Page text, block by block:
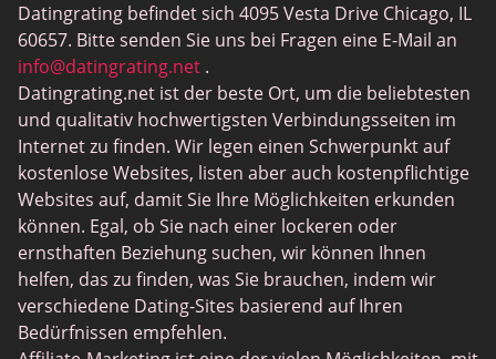
MeetMindful
BDSM Dating
BBPeopleMeet
Sugar Daddy Sites
JPeopleMeet
Trans Dating
Senior Dating Sites
MyLOL
Gay Dating
Datingrating befindet sich 4095 Vesta Drive Chicago, IL
60657. Bitte senden Sie uns bei Fragen eine E-Mail an
info@datingrating.net .
Datingrating.net ist der beste Ort, um die beliebtesten
und qualitativ hochwertigsten Verbindungsseiten im
Internet zu finden. Wir legen einen Schwerpunkt auf
kostenlose Websites, listen aber auch kostenpflichtige
Websites auf, damit Sie Ihre Möglichkeiten erkunden
können. Egal, ob Sie nach einer lockeren oder
ernsthaften Beziehung suchen, wir können Ihnen
helfen, das zu finden, was Sie brauchen, indem wir
verschiedene Dating-Sites basierend auf Ihren
Bedürfnissen empfehlen.